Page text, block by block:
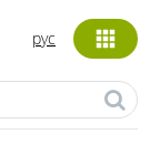
рус